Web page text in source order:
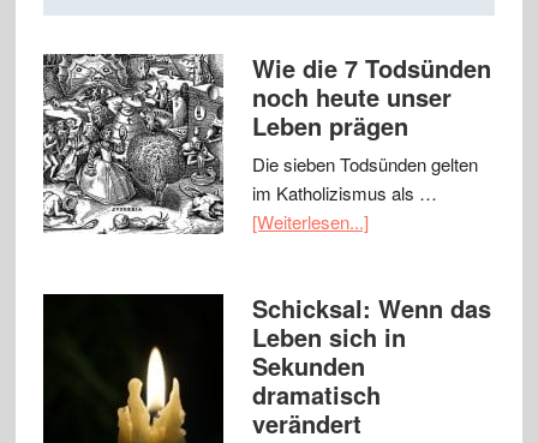
Wie die 7 Todsünden
noch heute unser
Leben prägen
Die sieben Todsünden gelten
im Katholizismus als …
[Weiterlesen...]
Schicksal: Wenn das
Leben sich in
Sekunden
dramatisch
verändert